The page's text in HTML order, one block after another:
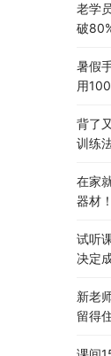
老学
破
暑假
用
背了
训练
在家
器材！
试听
决定
新老
留得